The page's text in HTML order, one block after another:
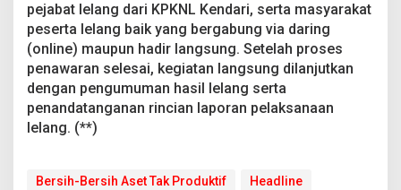
pejabat lelang dari KPKNL Kendari, serta masyarakat
peserta lelang baik yang bergabung via daring
(online) maupun hadir langsung. Setelah proses
penawaran selesai, kegiatan langsung dilanjutkan
dengan pengumuman hasil lelang serta
penandatanganan rincian laporan pelaksanaan
lelang. (**)
Bersih-Bersih Aset Tak Produktif
Headline